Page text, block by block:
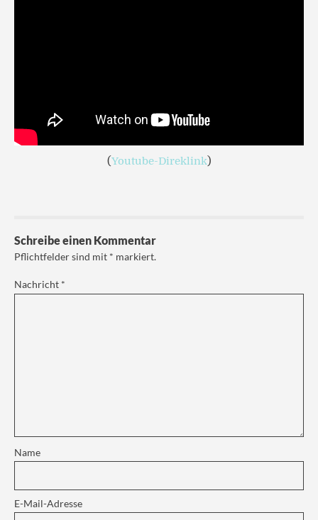
(Youtube-Direklink)
Schreibe einen Kommentar
Pflichtfelder sind mit * markiert.
Nachricht *
Name
E-Mail-Adresse